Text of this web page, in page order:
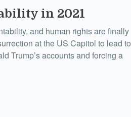
in 2021
and human rights are finally
at the US Capitol to lead to
Trump’s accounts and forcing a